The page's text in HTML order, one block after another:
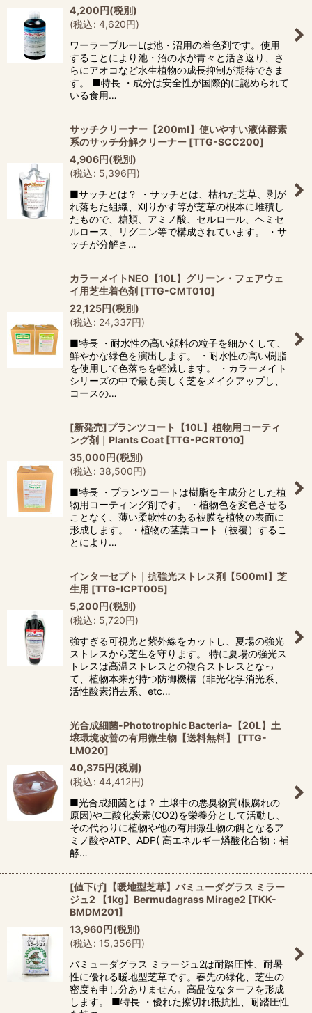
4,200円(税別)
(税込: 4,620円)
ワーラーブルーLは池・沼用の着色剤です。使用
することにより池・沼の水が青々と活き返り、さ
らにアオコなど水生植物の成長抑制が期待できま
す。 ■特長 ・成分は安全性が国際的に認められて
いる食用…
サッチクリーナー【200ml】使いやすい液体酵素
系のサッチ分解クリーナー [TTG-SCC200]
4,906円(税別)
(税込: 5,396円)
■サッチとは？ ・サッチとは、枯れた芝草、剥が
れ落ちた組織、刈りかす等が芝草の根本に堆積し
たもので、糖類、アミノ酸、セルロール、ヘミセ
ルロース、リグニン等で構成されています。 ・サ
ッチが分解さ…
カラーメイトNEO【10L】グリーン・フェアウェ
イ用芝生着色剤 [TTG-CMT010]
22,125円(税別)
(税込: 24,337円)
■特長 ・耐水性の高い顔料の粒子を細かくして、
鮮やかな緑色を演出します。 ・耐水性の高い樹脂
を使用して色落ちを軽減します。 ・カラーメイト
シリーズの中で最も美しく芝をメイクアップし、
コースの…
[新発売]プランツコート【10L】植物用コーティ
ング剤｜Plants Coat [TTG-PCRT010]
35,000円(税別)
(税込: 38,500円)
■特長 ・プランツコートは樹脂を主成分とした植
物用コーティング剤です。 ・植物色を変色させる
ことなく、薄い柔軟性のある被膜を植物の表面に
形成します。 ・植物の茎葉コート（被覆）するこ
とにより…
インターセプト｜抗強光ストレス剤【500ml】芝
生用 [TTG-ICPT005]
5,200円(税別)
(税込: 5,720円)
強すぎる可視光と紫外線をカットし、夏場の強光
ストレスから芝生を守ります。 特に夏場の強光ス
トレスは高温ストレスとの複合ストレスとなっ
て、植物本来が持つ防御機構（非光化学消光系、
活性酸素消去系、etc…
光合成細菌-Phototrophic Bacteria-【20L】土
壌環境改善の有用微生物【送料無料】
[TTG-
LM020]
40,375円(税別)
(税込: 44,412円)
■光合成細菌とは？ 土壌中の悪臭物質(根腐れの
原因)や二酸化炭素(CO2)を栄養分として活動し、
その代わりに植物や他の有用微生物の餌となるア
ミノ酸やATP、ADP( 高エネルギー燐酸化合物：補
酵…
[値下げ]【暖地型芝草】バミューダグラス ミラー
ジュ2 【1kg】Bermudagrass Mirage2 [TKK-
BMDM201]
13,960円(税別)
(税込: 15,356円)
バミューダグラス ミラージュ2は耐踏圧性、耐暑
性に優れる暖地型芝草です。春先の緑化、芝生の
密度も申し分ありません。高品位なターフを形成
します。 ■特長 ・優れた擦切れ抵抗性、耐踏圧性